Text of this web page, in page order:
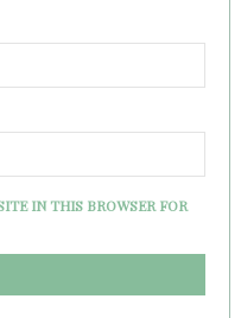
IN THIS BROWSER FOR